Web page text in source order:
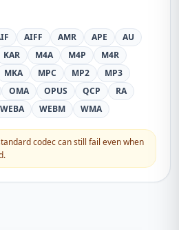
AIFF AMR APE
AU
KAR M4A M4P
M4R
MKA MPC MP2
MP3
OMA OPUS QCP
RA
WEBA WEBM WMA
codec can still fail even when